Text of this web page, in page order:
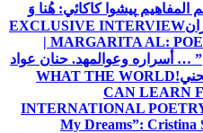
المفاهيم پیشوا کاکائي: هُنا وَ
EXCLUSIVE INTERVIEW
| MARGARITA AL:
… أسراره وعوالمهد. حنان عواد
WHAT THE WORLD
CAN LEARN
INTERNATIONAL
My Dreams”: Cristina